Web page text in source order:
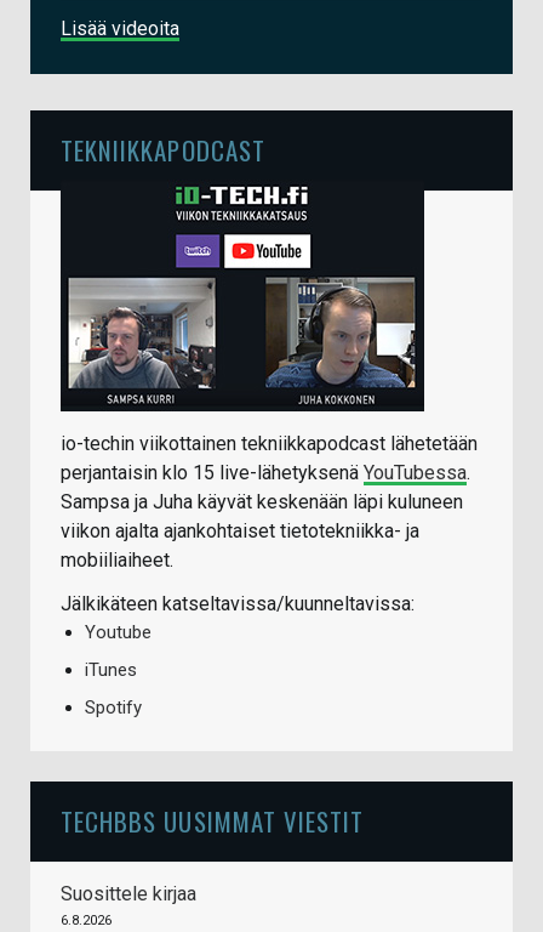
Lisää videoita
TEKNIIKKAPODCAST
io-techin viikottainen tekniikkapodcast lähetetään
perjantaisin klo 15 live-lähetyksenä YouTubessa.
Sampsa ja Juha käyvät keskenään läpi kuluneen
viikon ajalta ajankohtaiset tietotekniikka- ja
mobiiliaiheet.
Jälkikäteen katseltavissa/kuunneltavissa:
Youtube
iTunes
Spotify
TECHBBS UUSIMMAT VIESTIT
Suosittele kirjaa
6.8.2026